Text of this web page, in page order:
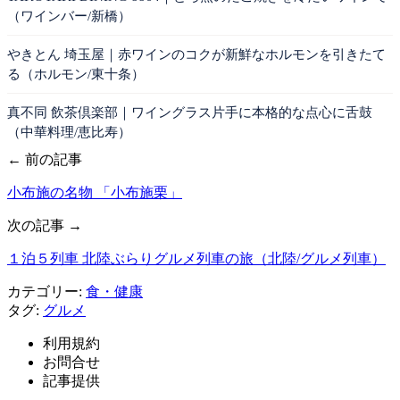
（ワインバー/新橋）
やきとん 埼玉屋｜赤ワインのコクが新鮮なホルモンを引きたて
る（ホルモン/東十条）
真不同 飲茶倶楽部｜ワイングラス片手に本格的な点心に舌鼓
（中華料理/恵比寿）
← 前の記事
小布施の名物 「小布施栗」
次の記事 →
１泊５列車 北陸ぶらりグルメ列車の旅（北陸/グルメ列車）
カテゴリー: 食・健康
タグ: グルメ
利用規約
お問合せ
記事提供